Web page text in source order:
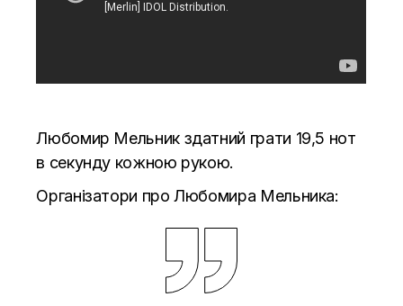
Любомир Мельник здатний грати 19,5 нот
в секунду кожною рукою.
Організатори про Любомира Мельника: